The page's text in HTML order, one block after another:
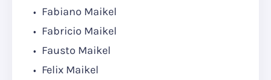
Fabiano Maikel
Fabricio Maikel
Fausto Maikel
Felix Maikel